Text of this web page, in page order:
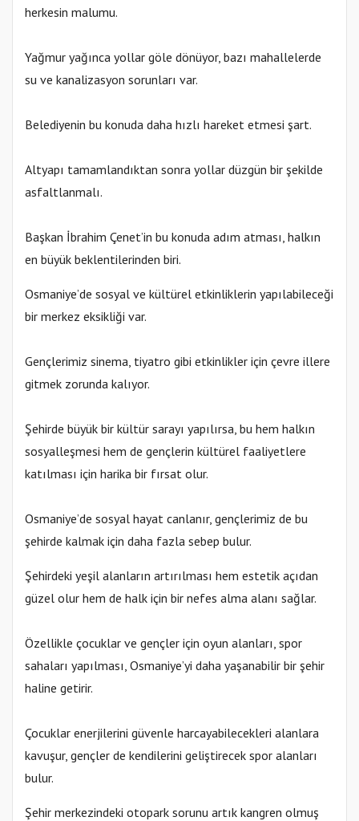
herkesin malumu.
Yağmur yağınca yollar göle dönüyor, bazı mahallelerde
su ve kanalizasyon sorunları var.
Belediyenin bu konuda daha hızlı hareket etmesi şart.
Altyapı tamamlandıktan sonra yollar düzgün bir şekilde
asfaltlanmalı.
Başkan İbrahim Çenet’in bu konuda adım atması, halkın
en büyük beklentilerinden biri.
Osmaniye’de sosyal ve kültürel etkinliklerin yapılabileceği
bir merkez eksikliği var.
Gençlerimiz sinema, tiyatro gibi etkinlikler için çevre illere
gitmek zorunda kalıyor.
Şehirde büyük bir kültür sarayı yapılırsa, bu hem halkın
sosyalleşmesi hem de gençlerin kültürel faaliyetlere
katılması için harika bir fırsat olur.
Osmaniye’de sosyal hayat canlanır, gençlerimiz de bu
şehirde kalmak için daha fazla sebep bulur.
Şehirdeki yeşil alanların artırılması hem estetik açıdan
güzel olur hem de halk için bir nefes alma alanı sağlar.
Özellikle çocuklar ve gençler için oyun alanları, spor
sahaları yapılması, Osmaniye’yi daha yaşanabilir bir şehir
haline getirir.
Çocuklar enerjilerini güvenle harcayabilecekleri alanlara
kavuşur, gençler de kendilerini geliştirecek spor alanları
bulur.
Şehir merkezindeki otopark sorunu artık kangren olmuş